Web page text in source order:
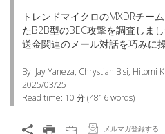
トレンドマイクロのMXDRチー
たB2B型のBEC攻撃を調査しま
送金関連のメール対話を巧みに
By: Jay Yaneza, Chrystian Bisi, Hitomi
2025/03/25
Read time: 10 分(4816words)
メルマガ登録する